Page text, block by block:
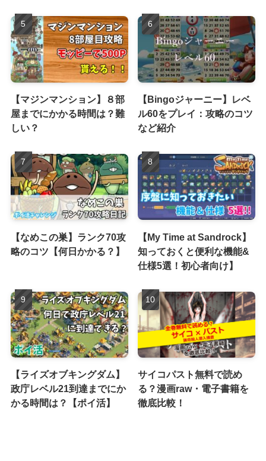
【マジンマンション】８部
屋までにかかる時間は？難
しい？
【Bingoジャーニー】レベ
ル60をプレイ：攻略のコツ
など紹介
【なめこの巣】ランク70攻
略のコツ【何日かかる？】
【My Time at Sandrock】
知っておくと便利な機能&
仕様5選！初心者向け】
【ライズオブキングダム】
政庁レベル21到達までにか
かる時間は？【ポイ活】
サイコパスト無料で読め
る？漫画raw・電子書籍を
徹底比較！